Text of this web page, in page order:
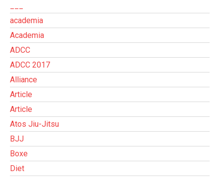
academia
Academia
ADCC
ADCC 2017
Alliance
Article
Article
Atos Jiu-Jitsu
BJJ
Boxe
Diet